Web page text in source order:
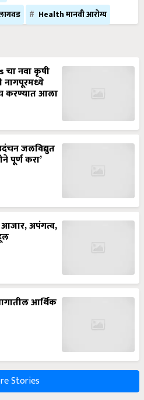
Health मानवी आरोग्य
नवा कृषी
नागपूरमध्ये
करण्यात आला
जलविद्युत
पूर्ण करा’
अपंगत्व,
आर्थिक
Stories